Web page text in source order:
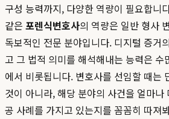
구성 능력까지, 다양한 역량이 필요합니
같은 포렌식변호사의 역량은 일반 형사
독보적인 전문 분야입니다. 디지털 증거
고 그 법적 의미를 해석해내는 능력은 수
에서 비롯됩니다. 변호사를 선임할 때는
것이 아니라, 해당 분야의 사건을 얼마나
공 사례를 가지고 있는지를 꼼꼼히 따져